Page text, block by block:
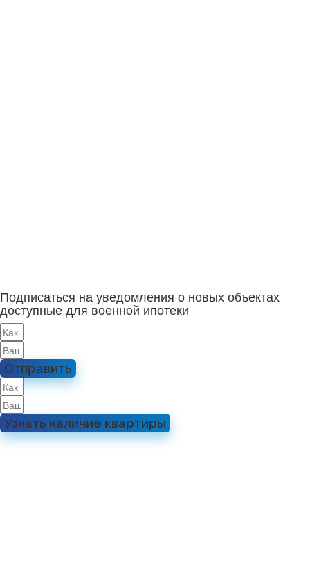
Подписаться на уведомления о новых объектах
доступные для военной ипотеки
Отправить
Узнать наличие квартиры